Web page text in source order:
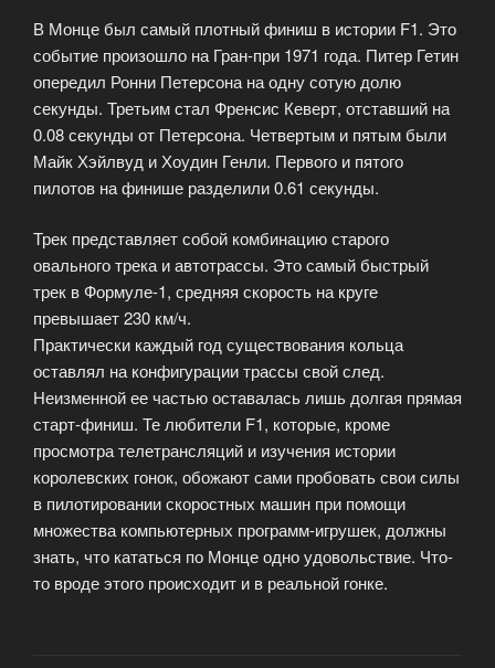
В Монце был самый плотный финиш в истории F1. Это
событие произошло на Гран-при 1971 года. Питер Гетин
опередил Ронни Петерсона на одну сотую долю
секунды. Третьим стал Френсис Кеверт, отставший на
0.08 секунды от Петерсона. Четвертым и пятым были
Майк Хэйлвуд и Хоудин Генли. Первого и пятого
пилотов на финише разделили 0.61 секунды.
Трек представляет собой комбинацию старого
овального трека и автотрассы. Это самый быстрый
трек в Формуле-1, средняя скорость на круге
превышает 230 км/ч.
Практически каждый год существования кольца
оставлял на конфигурации трассы свой след.
Неизменной ее частью оставалась лишь долгая прямая
старт-финиш. Те любители F1, которые, кроме
просмотра телетрансляций и изучения истории
королевских гонок, обожают сами пробовать свои силы
в пилотировании скоростных машин при помощи
множества компьютерных программ-игрушек, должны
знать, что кататься по Монце одно удовольствие. Что-
то вроде этого происходит и в реальной гонке.